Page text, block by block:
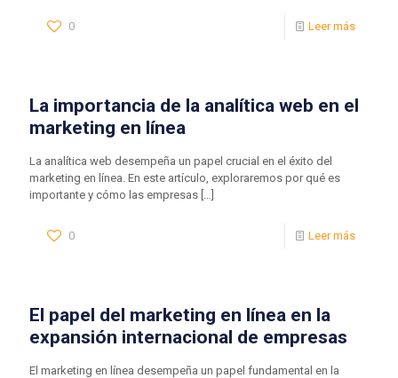
0 Leer más
La importancia de la analítica web en el
marketing en línea
La analítica web desempeña un papel crucial en el éxito del
marketing en línea. En este artículo, exploraremos por qué es
importante y cómo las empresas […]
0 Leer más
El papel del marketing en línea en la
expansión internacional de empresas
El marketing en línea desempeña un papel fundamental en la